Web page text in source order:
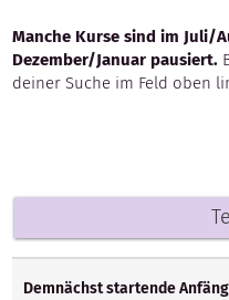
Manche Kurse sind im Juli/
Dezember/Januar pausiert.
deiner Suche im Feld oben
Demnächst startende